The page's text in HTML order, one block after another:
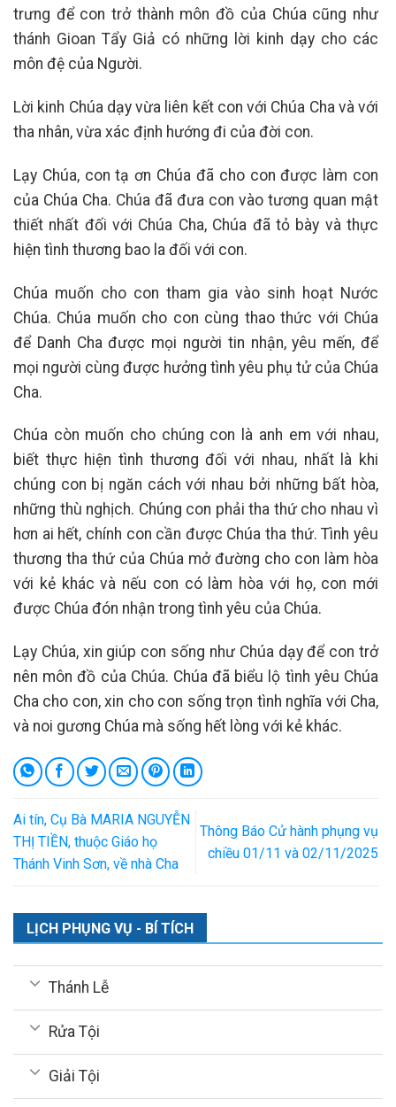
trưng để con trở thành môn đồ của Chúa cũng như
thánh Gioan Tẩy Giả có những lời kinh dạy cho các
môn đệ của Người.
Lời kinh Chúa dạy vừa liên kết con với Chúa Cha và với
tha nhân, vừa xác định hướng đi của đời con.
Lạy Chúa, con tạ ơn Chúa đã cho con được làm con
của Chúa Cha. Chúa đã đưa con vào tương quan mật
thiết nhất đối với Chúa Cha, Chúa đã tỏ bày và thực
hiện tình thương bao la đối với con.
Chúa muốn cho con tham gia vào sinh hoạt Nước
Chúa. Chúa muốn cho con cùng thao thức với Chúa
để Danh Cha được mọi người tin nhận, yêu mến, để
mọi người cùng được hưởng tình yêu phụ tử của Chúa
Cha.
Chúa còn muốn cho chúng con là anh em với nhau,
biết thực hiện tình thương đối với nhau, nhất là khi
chúng con bị ngăn cách với nhau bởi những bất hòa,
những thù nghịch. Chúng con phải tha thứ cho nhau vì
hơn ai hết, chính con cần được Chúa tha thứ. Tình yêu
thương tha thứ của Chúa mở đường cho con làm hòa
với kẻ khác và nếu con có làm hòa với họ, con mới
được Chúa đón nhận trong tình yêu của Chúa.
Lạy Chúa, xin giúp con sống như Chúa dạy để con trở
nên môn đồ của Chúa. Chúa đã biểu lộ tình yêu Chúa
Cha cho con, xin cho con sống trọn tình nghĩa với Cha,
và noi gương Chúa mà sống hết lòng với kẻ khác.
Ai tín, Cụ Bà MARIA NGUYỄN
THỊ TIỀN, thuộc Giáo họ
Thánh Vinh Sơn, về nhà Cha
Thông Báo Cử hành phụng vụ
chiều 01/11 và 02/11/2025
LỊCH PHỤNG VỤ - BÍ TÍCH
Thánh Lễ
Rửa Tội
Giải Tội